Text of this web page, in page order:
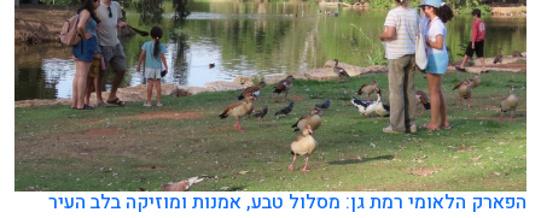
הלאומי רמת גן: מסלול טבע, אמנות ומוזיקה בלב העיר